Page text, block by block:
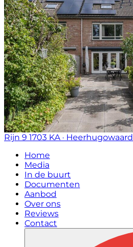
Rijn 9 1703 KA · Heerhugowaard
Home
Media
In de buurt
Documenten
Aanbod
Over ons
Reviews
Contact